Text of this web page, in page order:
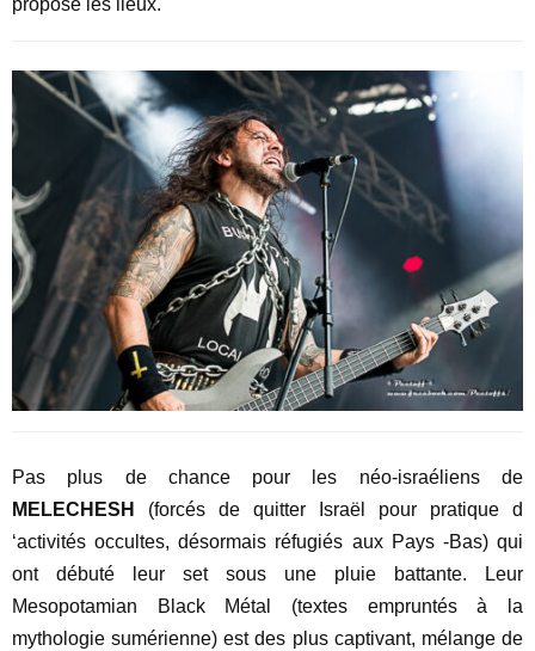
propose les lieux.
Pas plus de chance pour les néo-israéliens de
MELECHESH
(forcés de quitter Israël pour pratique d
‘activités occultes, désormais réfugiés aux Pays -Bas) qui
ont débuté leur set sous une pluie battante. Leur
Mesopotamian Black Métal (textes empruntés à la
mythologie sumérienne) est des plus captivant, mélange de